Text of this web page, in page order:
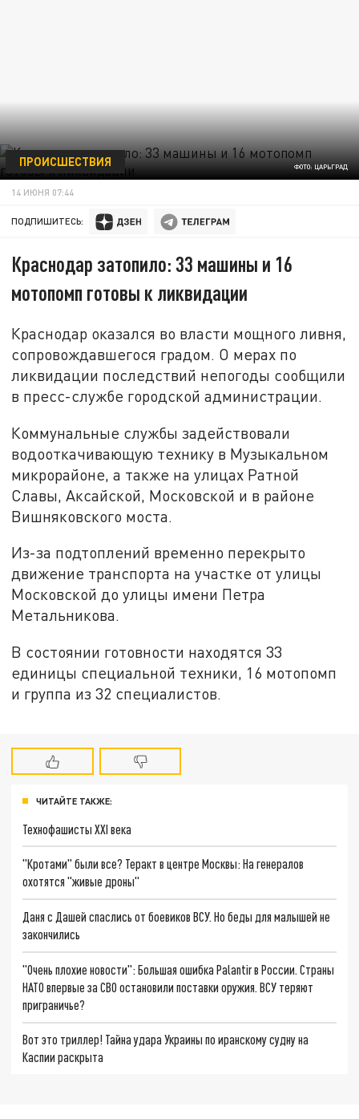
ФОТО: ЦАРЬГРАД
ПРОИСШЕСТВИЯ
14 ИЮНЯ 07:44
ПОДПИШИТЕСЬ:
Краснодар затопило: 33 машины и 16
мотопомп готовы к ликвидации
Краснодар оказался во власти мощного ливня,
сопровождавшегося градом. О мерах по
ликвидации последствий непогоды сообщили
в пресс-службе городской администрации.
Коммунальные службы задействовали
водооткачивающую технику в Музыкальном
микрорайоне, а также на улицах Ратной
Славы, Аксайской, Московской и в районе
Вишняковского моста.
Из-за подтоплений временно перекрыто
движение транспорта на участке от улицы
Московской до улицы имени Петра
Метальникова.
В состоянии готовности находятся 33
единицы специальной техники, 16 мотопомп
и группа из 32 специалистов.
ЧИТАЙТЕ ТАКЖЕ:
Технофашисты XXI века
"Кротами" были все? Теракт в центре Москвы: На генералов
охотятся "живые дроны"
Даня с Дашей спаслись от боевиков ВСУ. Но беды для малышей не
закончились
"Очень плохие новости": Большая ошибка Palantir в России. Страны
НАТО впервые за СВО остановили поставки оружия. ВСУ теряют
приграничье?
Вот это триллер! Тайна удара Украины по иранскому судну на
Каспии раскрыта